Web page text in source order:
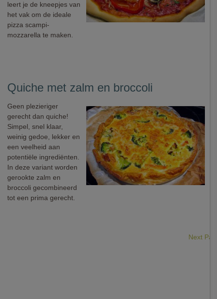
leert je de kneepjes van
het vak om de ideale
pizza scampi-
mozzarella te maken.
Quiche met zalm en broccoli
Geen plezieriger
gerecht dan quiche!
Simpel, snel klaar,
weinig gedoe, lekker en
een veelheid aan
potentiële ingrediënten.
In deze variant worden
gerookte zalm en
broccoli gecombineerd
tot een prima gerecht.
Next